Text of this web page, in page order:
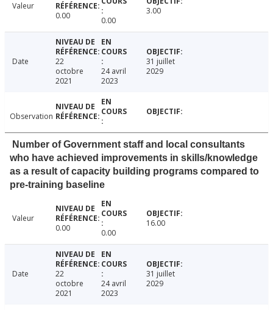
Valeur
0.00
0.00
3.00
Date
22
octobre
2021
24 avril
2023
31 juillet
2029
Observation
Number of Government staff and local consultants
who have achieved improvements in skills/knowledge
as a result of capacity building programs compared to
pre-training baseline
Valeur
0.00
0.00
16.00
Date
22
octobre
2021
24 avril
2023
31 juillet
2029